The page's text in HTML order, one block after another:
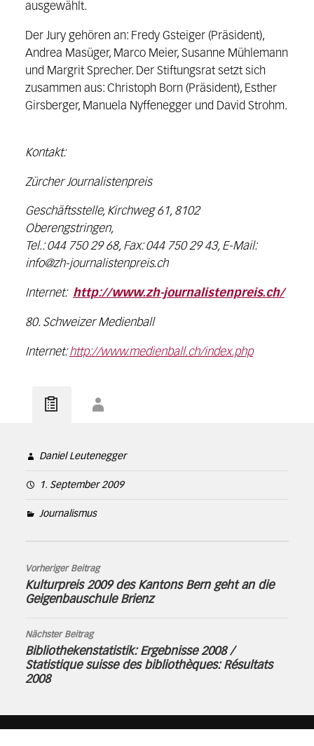
ausgewählt.
Der Jury gehören an: Fredy Gsteiger (Präsident),
Andrea Masüger, Marco Meier, Susanne Mühlemann
und Margrit Sprecher. Der Stiftungsrat setzt sich
zusammen aus: Christoph Born (Präsident), Esther
Girsberger, Manuela Nyffenegger und David Strohm.
Kontakt:
Zürcher Journalistenpreis
Geschäftsstelle, Kirchweg 61, 8102
Oberengstringen,
Tel.: 044 750 29 68, Fax: 044 750 29 43, E-Mail:
info@zh-journalistenpreis.ch
Internet: http://www.zh-journalistenpreis.ch/
80. Schweizer Medienball
Internet:http://www.medienball.ch/index.php
Daniel Leutenegger
1. September 2009
Journalismus
Vorheriger Beitrag
Kulturpreis 2009 des Kantons Bern geht an die
Geigenbauschule Brienz
Nächster Beitrag
Bibliothekenstatistik: Ergebnisse 2008 /
Statistique suisse des bibliothèques: Résultats
2008